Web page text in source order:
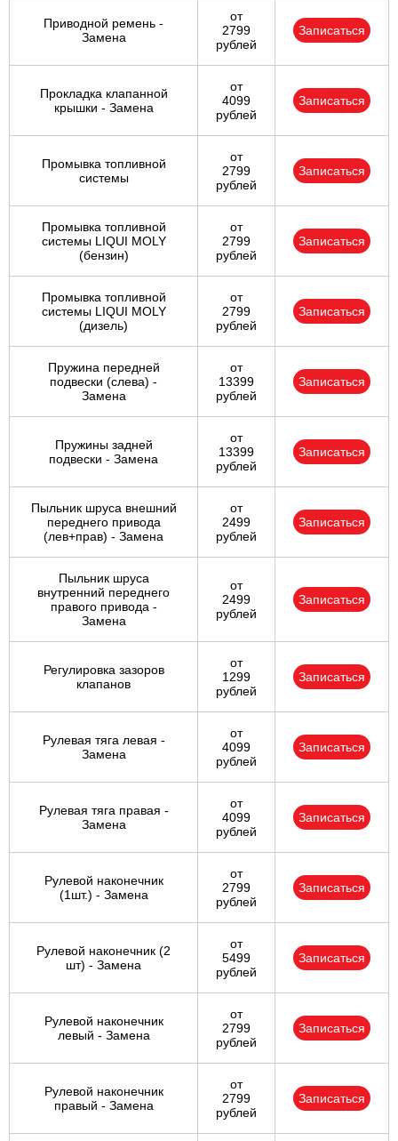
Приводной ремень -
Замена
от
2799
рублей
Записаться
Прокладка клапанной
крышки - Замена
от
4099
рублей
Записаться
Промывка топливной
системы
от
2799
рублей
Записаться
Промывка топливной
системы LIQUI MOLY
(бензин)
от
2799
рублей
Записаться
Промывка топливной
системы LIQUI MOLY
(дизель)
от
2799
рублей
Записаться
Пружина передней
подвески (слева) -
Замена
от
13399
рублей
Записаться
Пружины задней
подвески - Замена
от
13399
рублей
Записаться
Пыльник шруса внешний
переднего привода
(лев+прав) - Замена
от
2499
рублей
Записаться
Пыльник шруса
внутренний переднего
правого привода -
Замена
от
2499
рублей
Записаться
Регулировка зазоров
клапанов
от
1299
рублей
Записаться
Рулевая тяга левая -
Замена
от
4099
рублей
Записаться
Рулевая тяга правая -
Замена
от
4099
рублей
Записаться
Рулевой наконечник
(1шт.) - Замена
от
2799
рублей
Записаться
Рулевой наконечник (2
шт) - Замена
от
5499
рублей
Записаться
Рулевой наконечник
левый - Замена
от
2799
рублей
Записаться
Рулевой наконечник
правый - Замена
от
2799
рублей
Записаться